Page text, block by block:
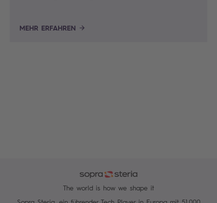
MEHR ERFAHREN
The world is how we shape it